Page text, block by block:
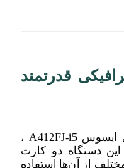
قدرتمند
دستگاه دو کارت
از آن‌ها استفاده